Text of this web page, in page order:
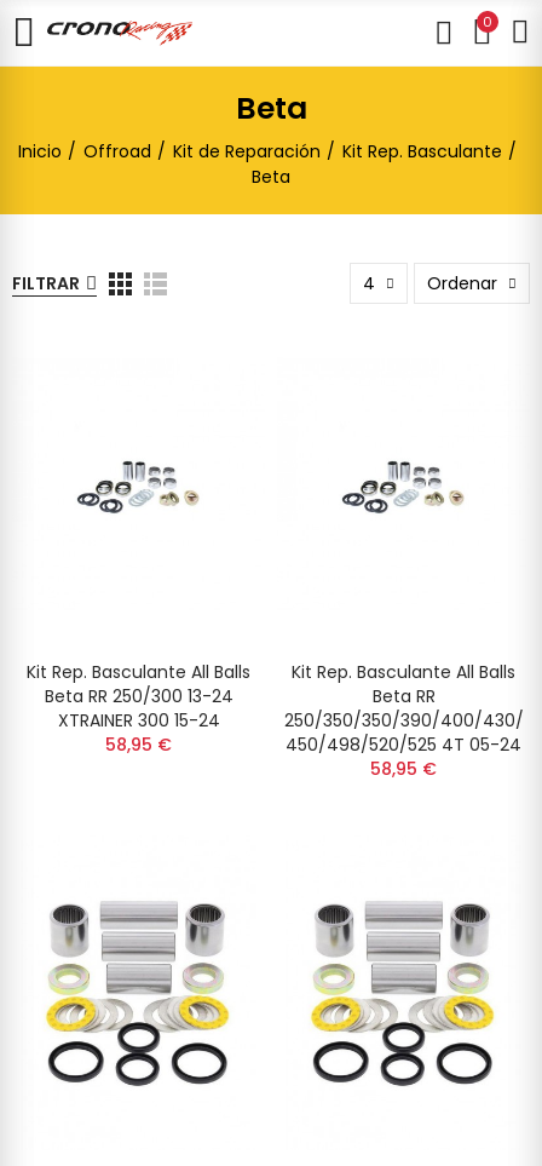
0
Beta
Inicio Offroad Kit de Reparación
Kit Rep. Basculante
Beta
FILTRAR 4 Ordenar
Kit Rep. Basculante All Balls
Beta RR 250/300 13-24
XTRAINER 300 15-24
58,95 €
Kit Rep. Basculante All Balls
Beta RR
250/350/350/390/400/430/
450/498/520/525 4T 05-24
58,95 €